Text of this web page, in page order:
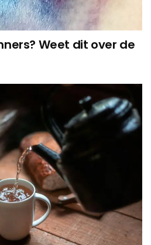
Weet dit over de